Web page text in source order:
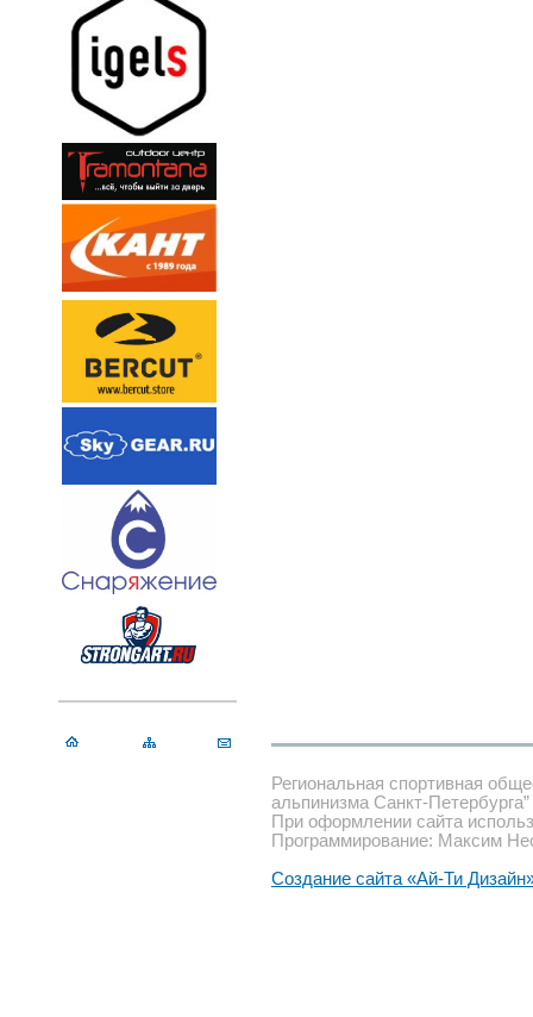
Региональная спортивная
альпинизма Санкт-Петербурга”
При оформлении сайта
Программирование: Максим
Создание сайта «Ай-Ти